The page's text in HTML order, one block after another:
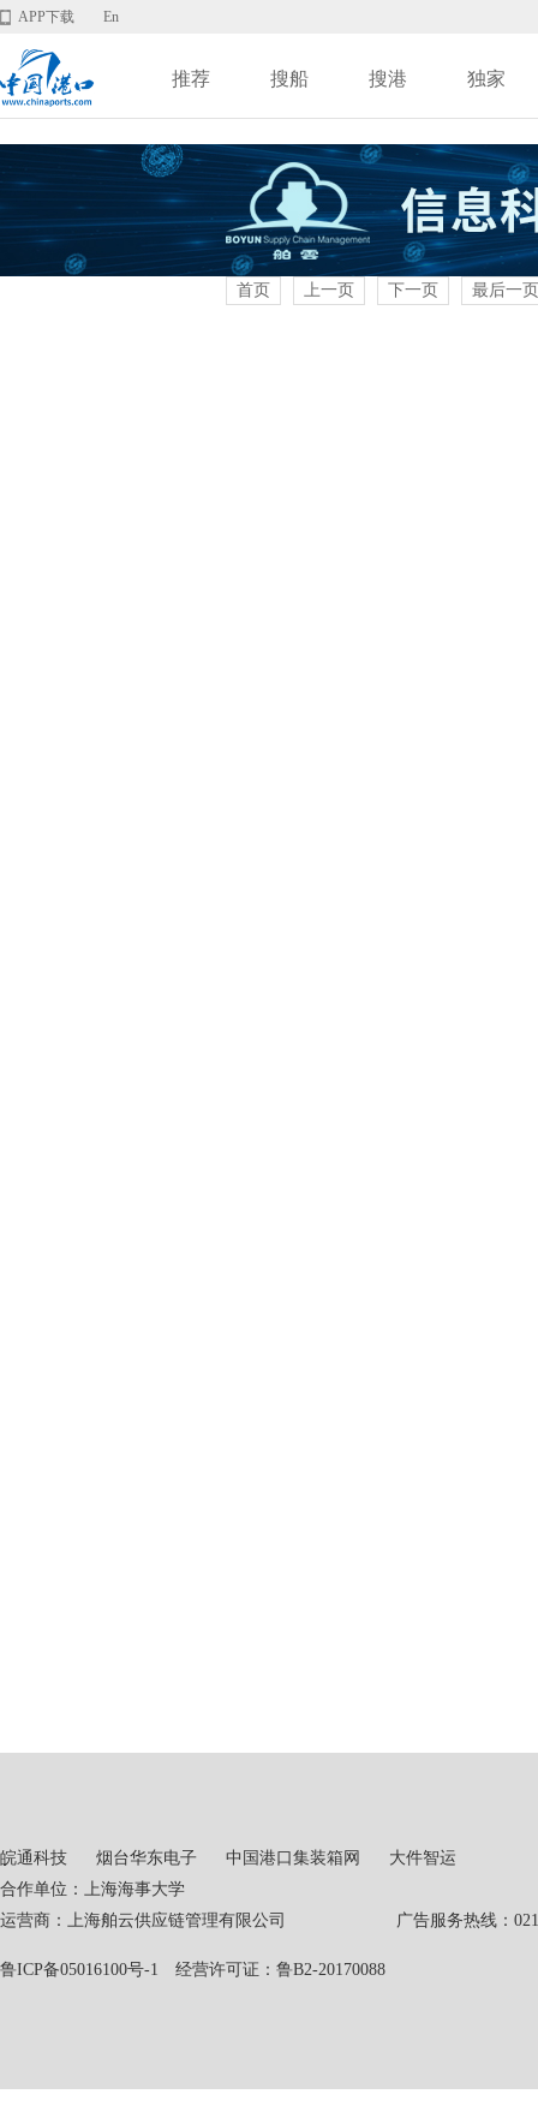
APP下载 En
推荐 搜船 搜港 独家
首页 上一页 下一页 最后一页
皖通科技 烟台华东电子 中国港口集装箱网
大件智运
合作单位：上海海事大学
运营商：上海舶云供应链管理有限公司 广告服务热线：021-
鲁ICP备05016100号-1 经营许可证：鲁B2-20170088